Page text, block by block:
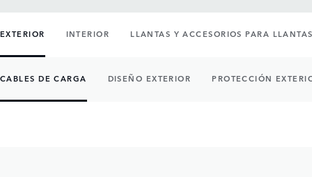
EXTERIOR INTERIOR LLANTAS Y ACCESORIOS PARA
CABLES DE CARGA DISEÑO EXTERIOR PROTECCIÓN